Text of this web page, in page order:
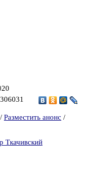
/ Разместить анонс /
Ткачивский